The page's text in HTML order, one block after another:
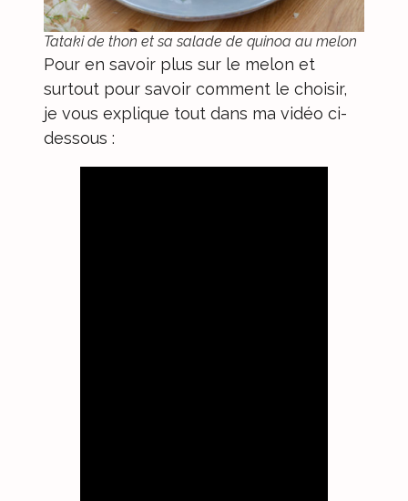
Tataki de thon et sa salade de quinoa au melon
Pour en savoir plus sur le melon et
surtout pour savoir comment le choisir,
je vous explique tout dans ma vidéo ci-
dessous :